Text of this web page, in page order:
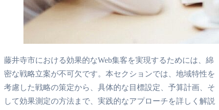
藤井寺市における効果的なWeb集客を実現するためには、綿
密な戦略立案が不可欠です。本セクションでは、地域特性を
考慮した戦略の策定から、具体的な目標設定、予算計画、そ
して効果測定の方法まで、実践的なアプローチを詳しく解説